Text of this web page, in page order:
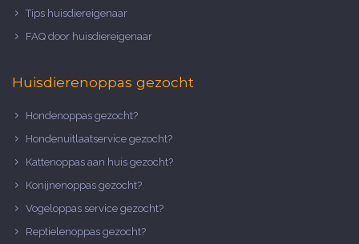
Tips huisdiereigenaar
FAQ door huisdiereigenaar
Huisdierenoppas gezocht
Hondenoppas gezocht?
Hondenuitlaatservice gezocht?
Kattenoppas aan huis gezocht?
Konijnenoppas gezocht?
Vogeloppas service gezocht?
Reptielenoppas gezocht?